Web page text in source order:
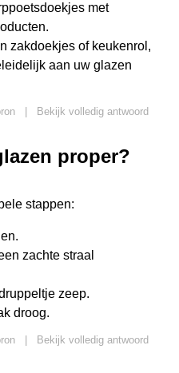
met
zakdoekjes of keukenrol,
aan uw glazen
Bekijk volledig antwoord
proper?
stappen:
zachte straal
zeep.
droog.
Bekijk volledig antwoord